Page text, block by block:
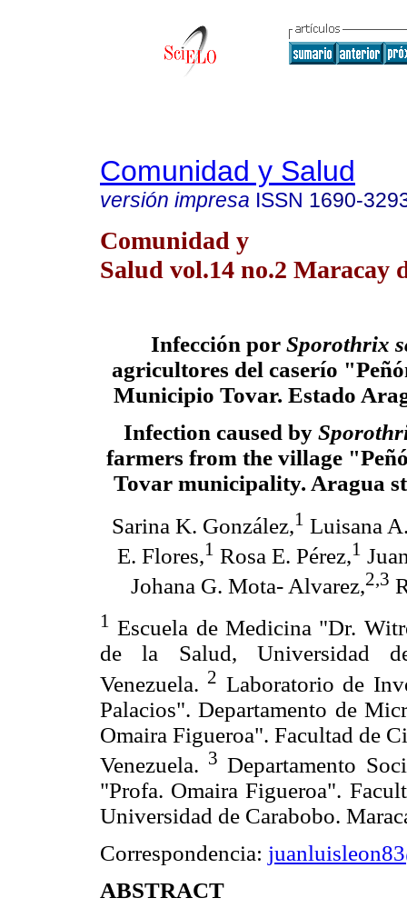
Comunidad y Salud
versión impresa ISSN 1690-
Comunidad y
Salud vol.14 no.2 Maracay
Infección por Sporothrix
agricultores del caserío
Municipio Tovar. Estado
Infection caused by
farmers from the village
Tovar municipality. Aragua
Sarina K. González,1 Luisana
E. Flores,1 Rosa E. Pérez,1
Johana G. Mota- Alvarez,2,3
1 Escuela de Medicina "Dr.
de la Salud, Universidad
Venezuela. 2 Laboratorio de
Palacios". Departamento de
Omaira Figueroa". Facultad de
Venezuela. 3 Departamento
"Profa. Omaira Figueroa".
Universidad de Carabobo.
Correspondencia:
ABSTRACT